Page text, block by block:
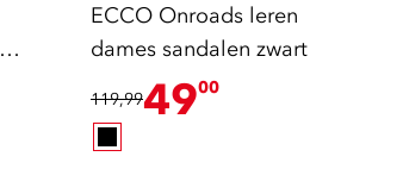
ECCO Onroads leren
dames sandalen zwart
119,994900